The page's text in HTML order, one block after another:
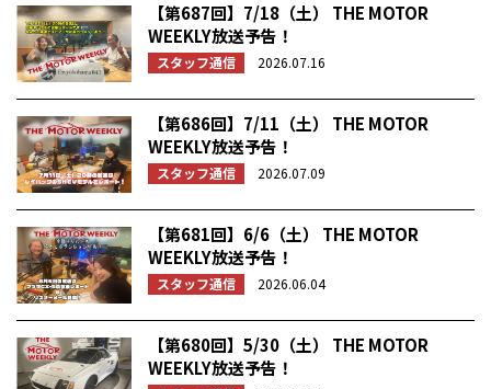
【第687回】7/18（土） THE MOTOR
WEEKLY放送予告！
スタッフ通信 2026.07.16
【第686回】7/11（土） THE MOTOR
WEEKLY放送予告！
スタッフ通信 2026.07.09
【第681回】6/6（土） THE MOTOR
WEEKLY放送予告！
スタッフ通信 2026.06.04
【第680回】5/30（土） THE MOTOR
WEEKLY放送予告！